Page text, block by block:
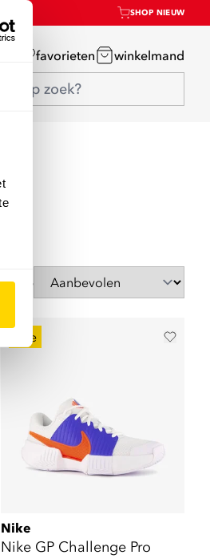
SHOP NIEUW
favorieten winkelmand
op
sale
Nike
Nike GP Challenge Pro